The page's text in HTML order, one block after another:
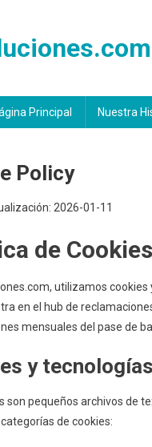
Principal Nuestra
Policy
2026-01-11
de
utilizamos
en el hub de
mensuales del pase de
y
son pequeños archivos de
de cookies: